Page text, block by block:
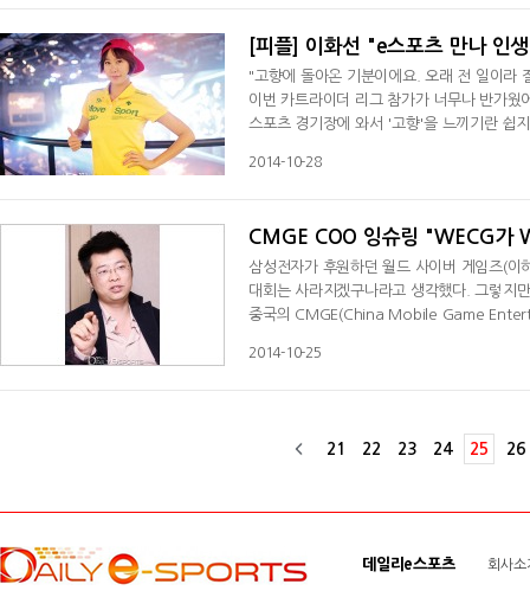
[피플] 이화선 "e스포츠 만나 인
"고향에 돌아온 기분이에요. 오래 전 일이라
이번 카트라이더 리그 참가가 너무나 반가
스포츠 경기장에 와서 '고향'을 느끼기란 쉽
2014-10-28
CMGE COO 잉슈링 "WECG가
삼성전자가 후원하던 월드 사이버 게임즈(
대회는 사라지겠구나라고 생각했다. 그렇지
중국의 CMGE(China Mobile Game
는 가운
2014-10-25
21 22 23 24 25 26
데일리e스포츠 회사소